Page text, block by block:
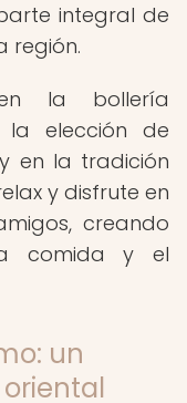
integral de
región.
la bollería
la elección de
en la tradición
y disfrute en
creando
comida y el
un